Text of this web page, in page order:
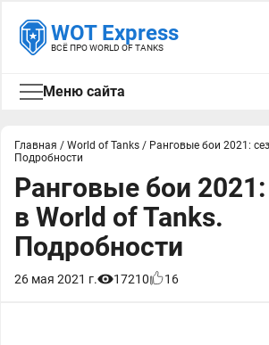
WOT Express
ВСЁ ПРО WORLD OF TANKS
Меню сайта
Главная / World of Tanks / Ранговые бои 2021:
Подробности
Ранговые бои 2021:
в World of Tanks.
Подробности
26 мая 2021 г. 17210 16